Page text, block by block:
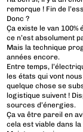
remorque ! Fin de
Donc ?
Ça existe le van
ce n’est absolument
Mais la technique
années encore.
Entre temps,
les états qui vont
quelque chose se
logistique suivent !
sources d’énergies.
Ça va être pareil en
cela est viable dans la